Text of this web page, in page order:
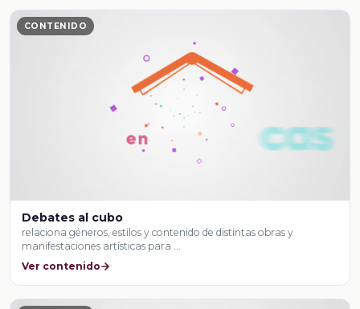
CONTENIDO
Debates al cubo
relaciona géneros, estilos y contenido de distintas obras y
manifestaciones artísticas para …
Ver contenido